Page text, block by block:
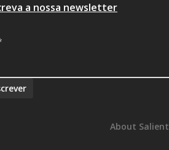
a nossa newsletter
About Salient